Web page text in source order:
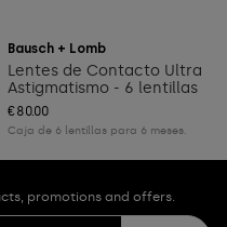
Bausch + Lomb
Lentes de Contacto Ultra
Astigmatismo - 6 lentillas
€80.00
Caja de 6 lentillas para 6 meses.
promotions and offers.